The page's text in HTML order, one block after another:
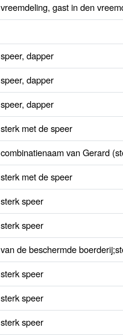
vreemdeling, gast in den
speer, dapper
speer, dapper
speer, dapper
sterk met de speer
combinatienaam van Gerard
sterk met de speer
sterk speer
sterk speer
van de beschermde
sterk speer
sterk speer
sterk speer